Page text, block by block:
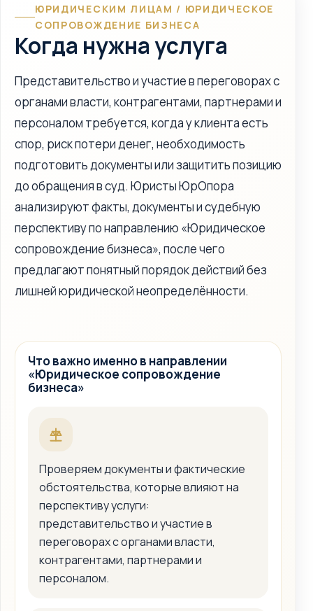
ЮРИДИЧЕСКИМ ЛИЦАМ / ЮРИДИЧЕСКОЕ
СОПРОВОЖДЕНИЕ БИЗНЕСА
Когда нужна услуга
Представительство и участие в переговорах с
органами власти, контрагентами, партнерами и
персоналом требуется, когда у клиента есть
спор, риск потери денег, необходимость
подготовить документы или защитить позицию
до обращения в суд. Юристы ЮрОпора
анализируют факты, документы и судебную
перспективу по направлению «Юридическое
сопровождение бизнеса», после чего
предлагают понятный порядок действий без
лишней юридической неопределённости.
Что важно именно в направлении
«Юридическое сопровождение
бизнеса»
Проверяем документы и фактические
обстоятельства, которые влияют на
перспективу услуги:
представительство и участие в
переговорах с органами власти,
контрагентами, партнерами и
персоналом.